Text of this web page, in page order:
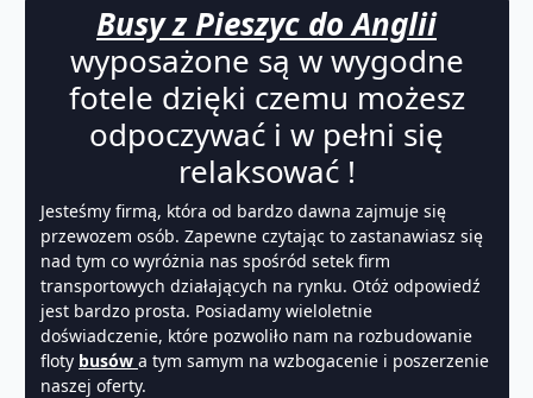
Busy z Pieszyc do Anglii
wyposażone są w wygodne
fotele dzięki czemu możesz
odpoczywać i w pełni się
relaksować !
Jesteśmy firmą, która od bardzo dawna zajmuje się
przewozem osób. Zapewne czytając to zastanawiasz się
nad tym co wyróżnia nas spośród setek firm
transportowych działających na rynku. Otóż odpowiedź
jest bardzo prosta. Posiadamy wieloletnie
doświadczenie, które pozwoliło nam na rozbudowanie
floty busów a tym samym na wzbogacenie i poszerzenie
naszej oferty.